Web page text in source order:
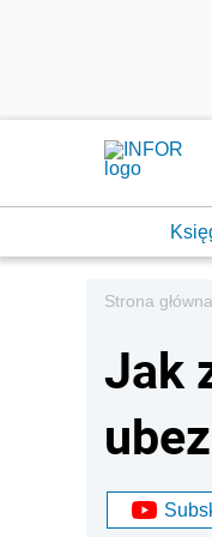
Strona główna
Jak